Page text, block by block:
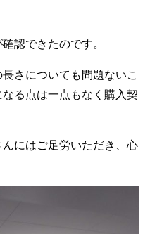
認できたのです。
さについても問題ないこ
る点は一点もなく購入契
にはご足労いただき、心